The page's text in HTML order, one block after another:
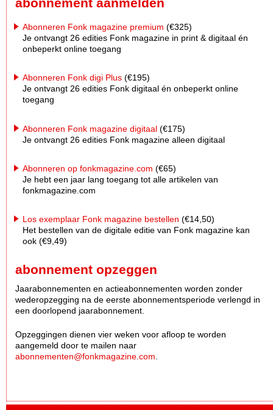
Abonneren Fonk magazine premium (€325)
Je ontvangt 26 edities Fonk magazine in print & digitaal én
onbeperkt online toegang
Abonneren Fonk digi Plus (€195)
Je ontvangt 26 edities Fonk digitaal én onbeperkt online
toegang
Abonneren Fonk magazine digitaal (€175)
Je ontvangt 26 edities Fonk magazine alleen digitaal
Abonneren op fonkmagazine.com (€65)
Je hebt een jaar lang toegang tot alle artikelen van
fonkmagazine.com
Los exemplaar Fonk magazine bestellen (€14,50)
Het bestellen van de digitale editie van Fonk magazine kan
ook (€9,49)
abonnement opzeggen
Jaarabonnementen en actieabonnementen worden zonder
wederopzegging na de eerste abonnementsperiode verlengd in
een doorlopend jaarabonnement.
Opzeggingen dienen vier weken voor afloop te worden
aangemeld door te mailen naar
abonnementen@fonkmagazine.com